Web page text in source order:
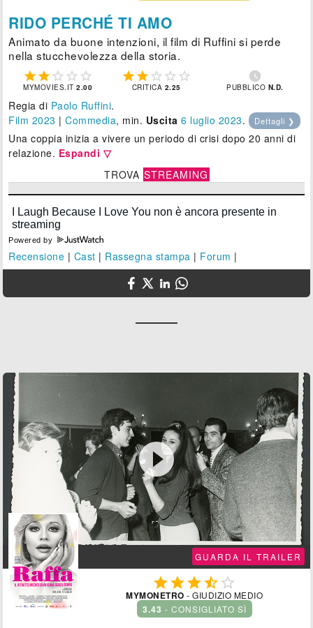
RIDO PERCHÉ TI AMO
Animato da buone intenzioni, il film di Ruffini si perde
nella stucchevolezza della storia.
    
MYMOVIES.IT2.00
    
CRITICA 2.25

PUBBLICO N.D.
Regia di Paolo Ruffini.
Film 2023 |Commedia, min. Uscita 6 luglio 2023. Dettagli ❯
Una coppia inizia a vivere un periodo di crisi dopo 20 anni di
relazione. Espandi ▽
TROVA STREAMING
Powered by
Recensione | Cast | Rassegna stampa | Forum |

GUARDA IL TRAILER
 
MYMONETRO - GIUDIZIO MEDIO
3.43 - CONSIGLIATO SÌ